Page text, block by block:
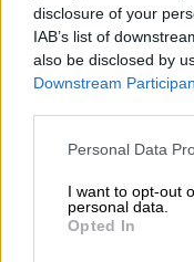
disclosure of your
IAB’s list of
also be disclosed by
Downstream
Please note that this
not limited to your
grant or deny
use your data for
Personal Data
I want to opt-out
personal data.
Opted In
Ο
είχαν
την έναρξη της
Όπως